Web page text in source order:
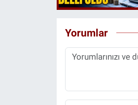
Yorumlar